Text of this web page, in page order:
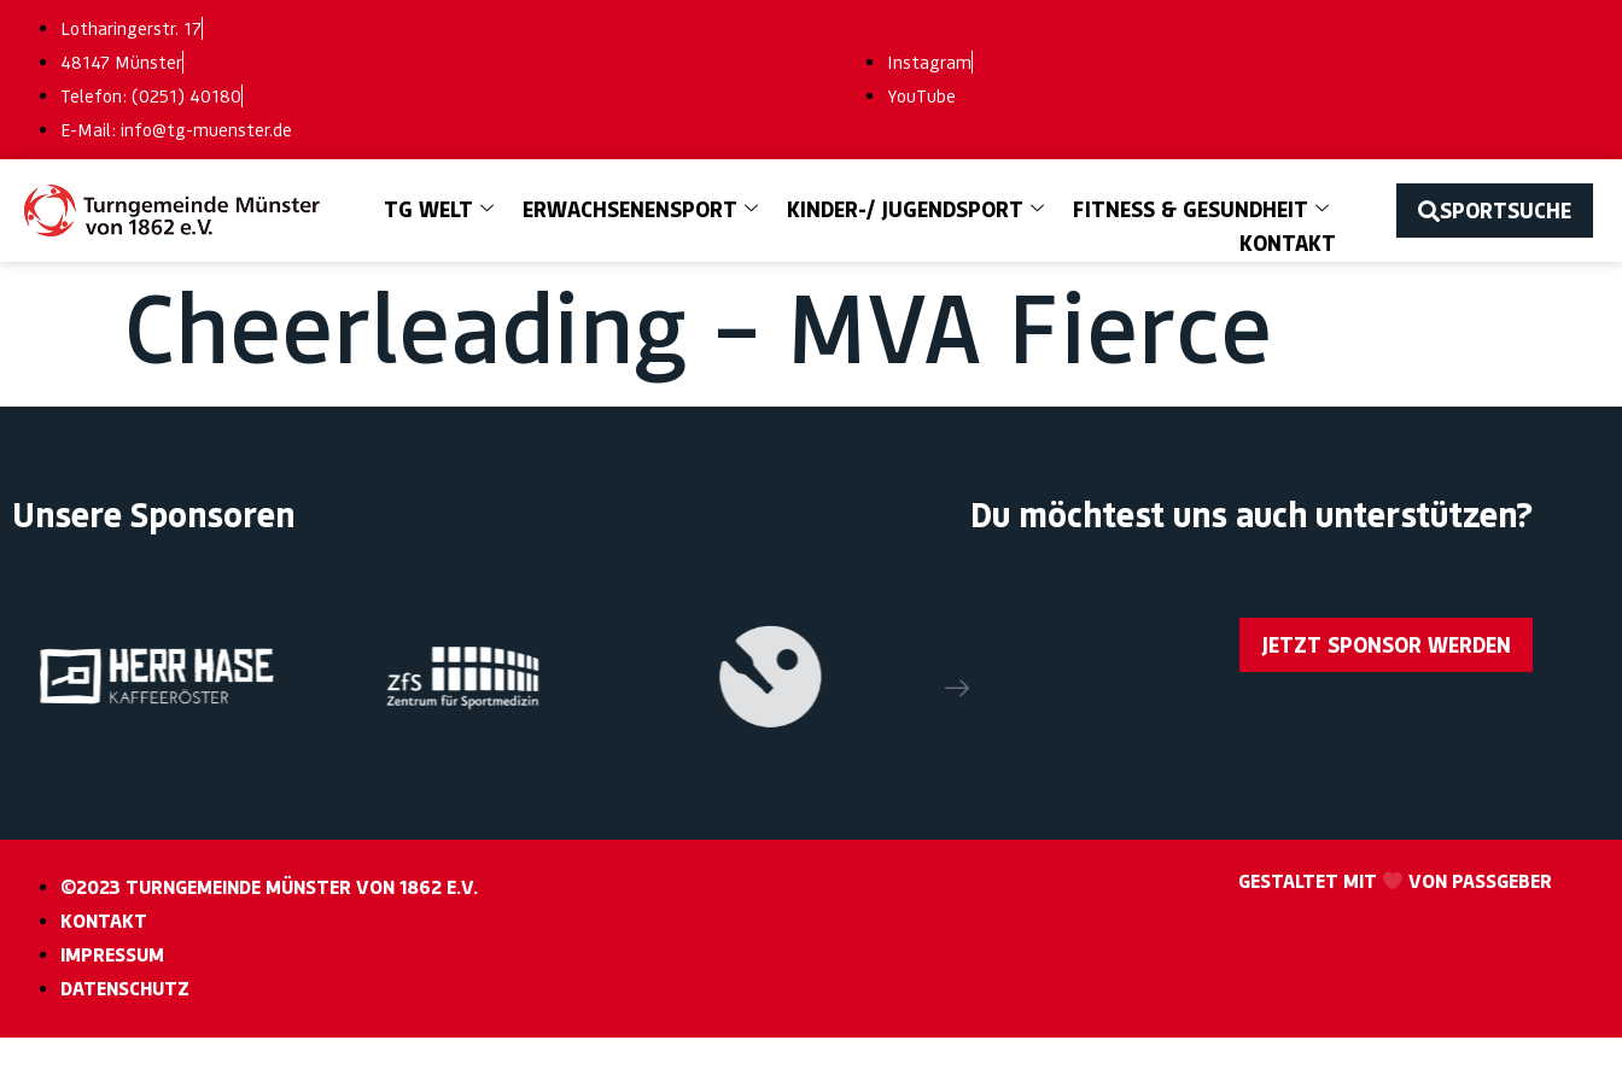
Lotharingerstr. 17
48147 Münster
Telefon: (0251) 40180
E-Mail: info@tg-muenster.de
Instagram
YouTube
TG WELT ERWACHSENENSPORT KINDER-/ JUGENDSPORT
FITNESS & GESUNDHEIT
KONTAKT
SPORTSUCHE
Cheerleading – MVA Fierce
Unsere Sponsoren Du möchtest uns auch unterstützen?
JETZT SPONSOR WERDEN
©2023 TURNGEMEINDE MÜNSTER VON 1862 E.V.
KONTAKT
IMPRESSUM
DATENSCHUTZ
GESTALTET MIT VON PASSGEBER